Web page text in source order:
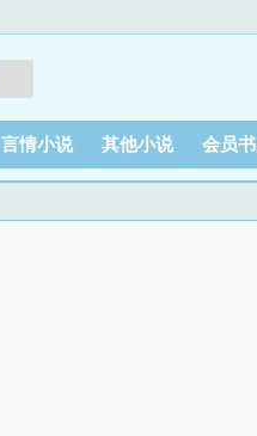
言情小说 其他小说 会员